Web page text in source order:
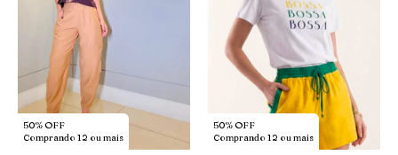
50% OFF
Comprando 12 ou mais
50% OFF
Comprando 12 ou mais